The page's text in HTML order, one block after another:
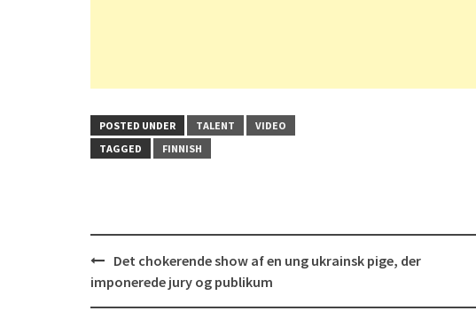
POSTED UNDER TALENT
VIDEO
TAGGED
FINNISH
Post
navigation
Det chokerende show af en ung ukrainsk pige, der
imponerede jury og publikum